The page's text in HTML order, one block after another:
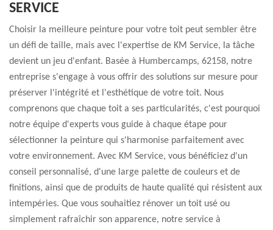
SERVICE
Choisir la meilleure peinture pour votre toit peut sembler être
un défi de taille, mais avec l'expertise de KM Service, la tâche
devient un jeu d'enfant. Basée à Humbercamps, 62158, notre
entreprise s'engage à vous offrir des solutions sur mesure pour
préserver l'intégrité et l'esthétique de votre toit. Nous
comprenons que chaque toit a ses particularités, c'est pourquoi
notre équipe d'experts vous guide à chaque étape pour
sélectionner la peinture qui s'harmonise parfaitement avec
votre environnement. Avec KM Service, vous bénéficiez d'un
conseil personnalisé, d'une large palette de couleurs et de
finitions, ainsi que de produits de haute qualité qui résistent aux
intempéries. Que vous souhaitiez rénover un toit usé ou
simplement rafraîchir son apparence, notre service à